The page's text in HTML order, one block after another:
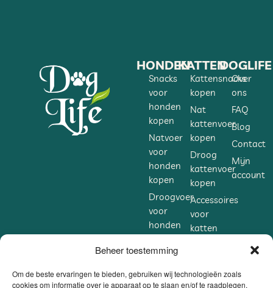
Beheer toestemming
Om de beste ervaringen te bieden, gebruiken wij technologieën zoals
cookies om informatie over je apparaat op te slaan en/of te raadplegen.
HONDEN
Snacks
voor
honden
kopen
Natvoer
voor
honden
kopen
Droogvoer
voor
honden
Accessoires
voor
honden
KATTEN
Kattensnacks
kopen
Nat
kattenvoer
kopen
Droog
kattenvoer
kopen
Accessoires
voor
katten
voor
DOGLIFE
Over
ons
FAQ
Blog
Contact
Mijn
account